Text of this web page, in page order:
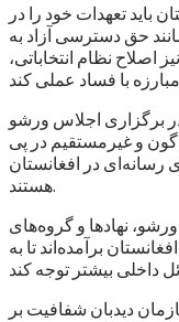
باید تعهدات خود را در
حق دسترسی آزاد به
نظام انتخاباتی،
برگزاری اجلاس ورشو
و غیرمستقیم در پی
در افغانستان
هستند.
نهادها و گروه‌های
برآمده‌اند تا به
دیدبان شفافیت بر